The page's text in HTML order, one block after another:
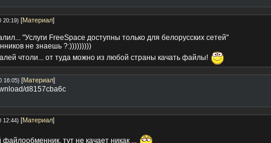
20:19)[Материал]
"Услуги FreeSpace доступны только для белорусских сетей"
не знаешь ?:)))))))))
чтоли... от туда можно из любой страны качать файлы!
16:05)[Материал]
d8157cba6c
12:44)[Материал]
тут не качает никак ...